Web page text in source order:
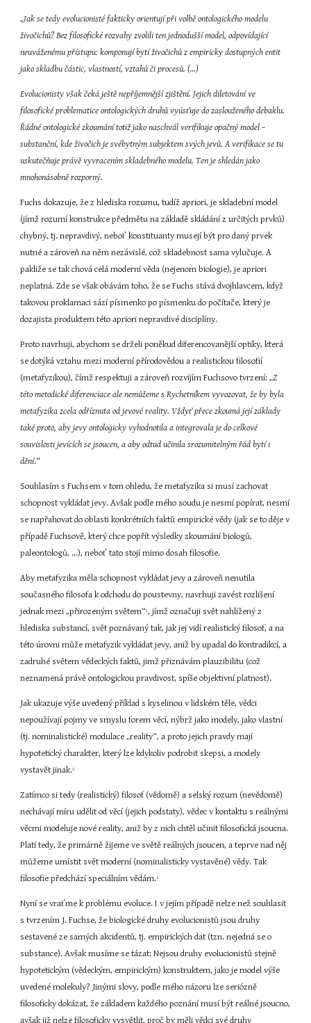
„Jak se tedy evolucionisté fakticky orientují při volbě ontologického modelu
živočichů? Bez filosofické rozvahy zvolili ten jednodušší model, odpovídající
neuváženému přístupu: komponují bytí živočichů z empiricky dostupných entit
jako skladbu částic, vlastností, vztahů či procesů. (…)
Evolucionisty však čeká ještě nepříjemnější zjištění. Jejich diletování ve
filosofické problematice ontologických druhů vyúsťuje do zaslouženého debaklu.
Řádné ontologické zkoumání totiž jako naschvál verifikuje opačný model –
substanční, kde živočich je svébytným subjektem svých jevů. A verifikace se tu
uskutečňuje právě vyvracením skladebného modelu. Ten je shledán jako
mnohonásobně rozporný.
Fuchs dokazuje, že z hlediska rozumu, tudíž apriori, je skladební model
(jímž rozumí konstrukce předmětu na základě skládání z určitých prvků)
chybný, tj. nepravdivý, neboť konstituanty musejí být pro daný prvek
nutné a zároveň na něm nezávislé, což skladebnost sama vylučuje. A
pakliže se tak chová celá moderní věda (nejenom biologie), je apriori
neplatná. Zde se však obávám toho, že se Fuchs stává dvojhlavcem, když
takovou proklamaci sází písmenko po písmenku do počítače, který je
dozajista produktem této apriori nepravdivé disciplíny.
Proto navrhuji, abychom se drželi poněkud diferencovanější optiky, která
se dotýká vztahu mezi moderní přírodovědou a realistickou filosofií
(metafyzikou), čímž respektuji a zároveň rozvíjím Fuchsovo tvrzení: „Z
této metodické diferenciace ale nemůžeme s Rychetníkem vyvozovat, že by byla
metafyzika zcela odříznuta od jevové reality. Vždyť přece zkoumá její základy
také proto, aby jevy ontologicky vyhodnotila a integrovala je do celkové
souvislosti jevících se jsoucen, a aby odtud učinila srozumitelným řád bytí i
dění.“
Souhlasím s Fuchsem v tom ohledu, že metafyzika si musí zachovat
schopnost vykládat jevy. Avšak podle mého soudu je nesmí popírat, nesmí
se napřahovat do oblasti konkrétních faktů empirické vědy (jak se to děje v
případě Fuchsově, který chce popřít výsledky zkoumání biologů,
paleontologů, ...), neboť tato stojí mimo dosah filosofie.
Aby metafyzika měla schopnost vykládat jevy a zároveň nenutila
současného filosofa k odchodu do poustevny, navrhuji zavést rozlišení
jednak mezi „přirozeným světem“1, jímž označuji svět nahlížený z
hlediska substancí, svět poznávaný tak, jak jej vidí realistický filosof, a na
této úrovni může metafyzik vykládat jevy, aniž by upadal do kontradikcí, a
zadruhé světem vědeckých faktů, jimž přiznávám plauzibilitu (což
neznamená právě ontologickou pravdivost, spíše objektivní platnost).
Jak ukazuje výše uvedený příklad s kyselinou v lidském těle, vědci
nepoužívají pojmy ve smyslu forem věcí, nýbrž jako modely, jako vlastní
(tj. nominalistické) modulace „reality“, a proto jejich pravdy mají
hypotetický charakter, který lze kdykoliv podrobit skepsi, a modely
vystavět jinak.2
Zatímco si tedy (realistický) filosof (vědomě) a selský rozum (nevědomě)
nechávají míru udělit od věcí (jejich podstaty), vědec v kontaktu s reálnými
věcmi modeluje nové reality, aniž by z nich chtěl učinit filosofická jsoucna.
Platí tedy, že primárně žijeme ve světě reálných jsoucen, a teprve nad něj
můžeme umístit svět moderní (nominalisticky vystavěné) vědy. Tak
filosofie předchází speciálním vědám.3
Nyní se vraťme k problému evoluce. I v jejím případě nelze než souhlasit
s tvrzením J. Fuchse, že biologické druhy evolucionistů jsou druhy
sestavené ze samých akcidentů, tj. empirických dat (tzn. nejedná se o
substance). Avšak musíme se tázat: Nejsou druhy evolucionistů stejně
hypotetickým (vědeckým, empirickým) konstruktem, jako je model výše
uvedené molekuly? Jinými slovy, podle mého názoru lze seriózně
filosoficky dokázat, že základem každého poznání musí být reálné jsoucno,
avšak již nelze filosoficky vysvětlit, proč by měli vědci své druhy